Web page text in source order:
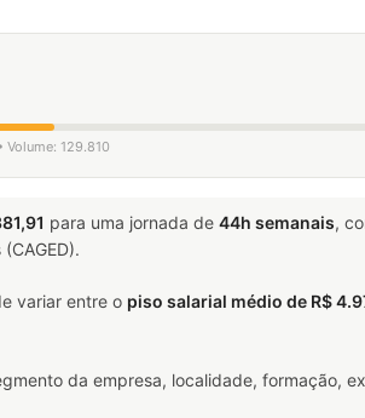
129.810
para uma jornada de 44h semanais,
variar entre o piso salarial médio de R$
da empresa, localidade, formação,